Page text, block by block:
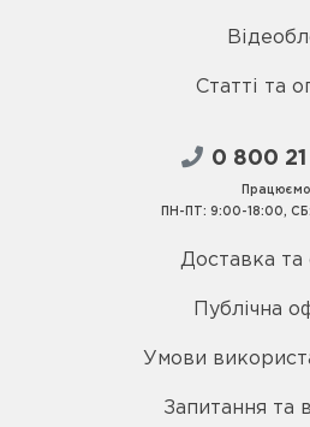
Статті та
0 800
ПН-ПТ: 9:00-18:00,
Доставка та
Публічна
Умови
Запитання та